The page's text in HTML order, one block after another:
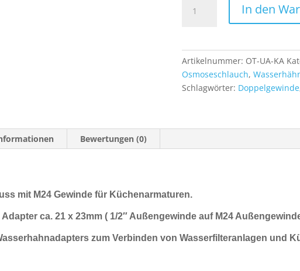
Adapter
Küchenarmaturen
In den
Artikelnummer: OT-UA-KA
Osmoseschlauch,
Schlagwörter: Doppelgewinde
Bewertungen (0)
mit M24 Gewinde für Küchenarmaturen.
ca. 21 x 23mm ( 1/2″ Außengewinde auf M24
zumVerbinden von Wasserfilteranlagen und